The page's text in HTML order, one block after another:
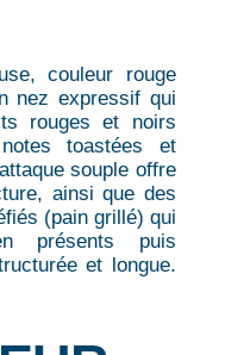
couleur rouge
nez expressif qui
rouges et noirs
toastées et
souple offre
ainsi que des
(pain grillé) qui
présents puis
et longue.